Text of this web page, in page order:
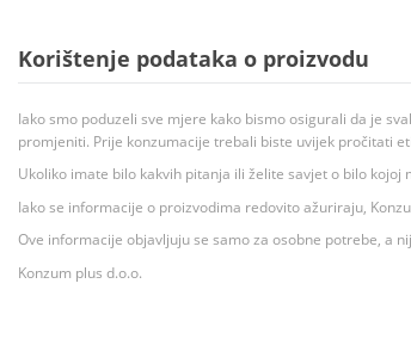
Korištenje podataka o proizvodu
Iako smo poduzeli sve mjere kako bismo osigurali da je
promjeniti. Prije konzumacije trebali biste uvijek pročitati
Ukoliko imate bilo kakvih pitanja ili želite savjet o bilo
Iako se informacije o proizvodima redovito ažuriraju,
Ove informacije objavljuju se samo za osobne potrebe, a
Konzum plus d.o.o.